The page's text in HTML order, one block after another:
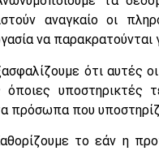
αναγκαίο οι
να
ότι αυτές
όποιες υποστηρικτές
πρόσωπα που
το εάν η